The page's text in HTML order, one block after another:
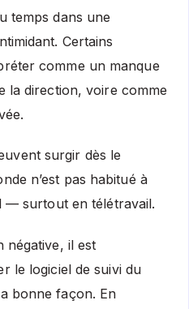
temps dans une
Certains
comme un manque
la direction, voire comme
surgir dès le
n’est pas habitué à
— surtout en télétravail.
négative, il est
le logiciel de suivi du
bonne façon. En